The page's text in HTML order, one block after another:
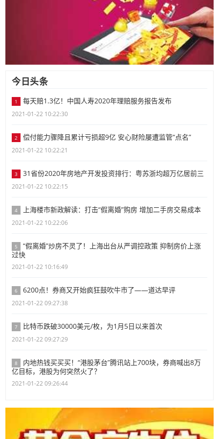
今日头条
1 每天赔1.3亿！中国人寿2020年理赔服务报告发布
2021-01-22 10:22:30
2 偿付能力骤降且累计亏损超9亿 安心财险屡遭监管“点名”
2021-01-22 10:22:21
3 31省份2020年房地产开发投资排行：粤苏浙均超万亿居前三
2021-01-22 10:22:15
4 上海楼市新政解读：打击“假离婚”购房 增加二手房交易成本
2021-01-22 10:22:06
5
“假离婚”炒房不灵了！上海出台从严调控政策 抑制房价上涨
过快
2021-01-22 10:16:49
6 6200点！券商又开始疯狂鼓吹牛市了——道达早评
2021-01-22 09:27:38
7 比特币跌破30000美元/枚，为1月5日以来首次
2021-01-22 09:27:29
8
内地热钱买买买！“港股茅台”腾讯站上700块，券商喊出8万
亿目标，港股为何突然火了？
2021-01-22 09:26:44